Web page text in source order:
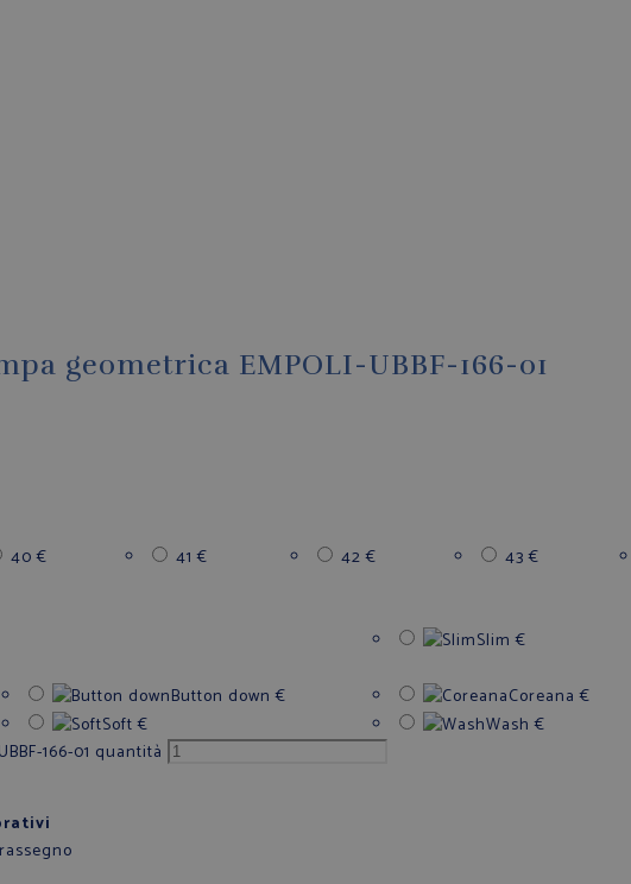
geometrica EMPOLI-UBBF-166-01
40 € 41 € 42 € 43 €
Slim €
Button down € Coreana €
Soft € Wash €
166-01 quantità